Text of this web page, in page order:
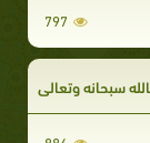
797
سبحانه وتعالى